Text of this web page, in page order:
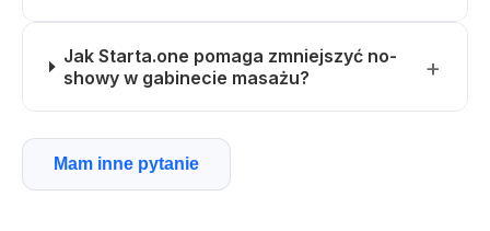
Jak Starta.one pomaga zmniejszyć no-
showy w gabinecie masażu?
Mam inne pytanie